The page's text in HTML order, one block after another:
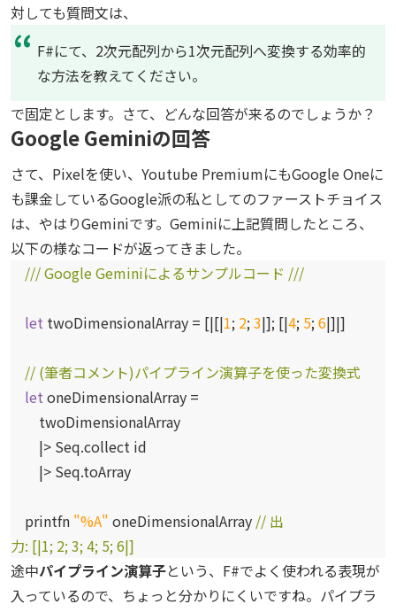
対しても質問文は、
F#にて、2次元配列から1次元配列へ変換する効率的
な方法を教えてください。
で固定とします。さて、どんな回答が来るのでしょうか？
Google Geminiの回答
さて、Pixelを使い、Youtube PremiumにもGoogle Oneに
も課金しているGoogle派の私としてのファーストチョイス
は、やはりGeminiです。Geminiに上記質問したところ、
以下の様なコードが返ってきました。
/// Google Geminiによるサンプルコード ///
let twoDimensionalArray = [|[|1; 2; 3|]; [|4; 5; 6|]|]
// (筆者コメント)パイプライン演算子を使った変換式
let oneDimensionalArray =
twoDimensionalArray
|> Seq.collect id
|> Seq.toArray
printfn "%A" oneDimensionalArray // 出
力: [|1; 2; 3; 4; 5; 6|]
途中パイプライン演算子という、F#でよく使われる表現が
入っているので、ちょっと分かりにくいですね。パイプラ